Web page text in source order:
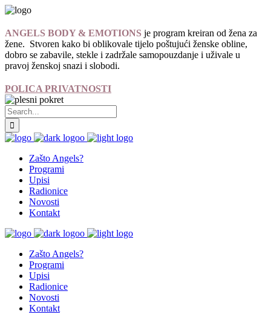
ANGELS BODY & EMOTIONS je program kreiran od žena za
žene. Stvoren kako bi oblikovale tijelo poštujući ženske obline,
dobro se zabavile, stekle i zadržale samopouzdanje i uživale u
pravoj ženskoj snazi i slobodi.
POLICA PRIVATNOSTI
Zašto Angels?
Programi
Upisi
Radionice
Novosti
Kontakt
Zašto Angels?
Programi
Upisi
Radionice
Novosti
Kontakt